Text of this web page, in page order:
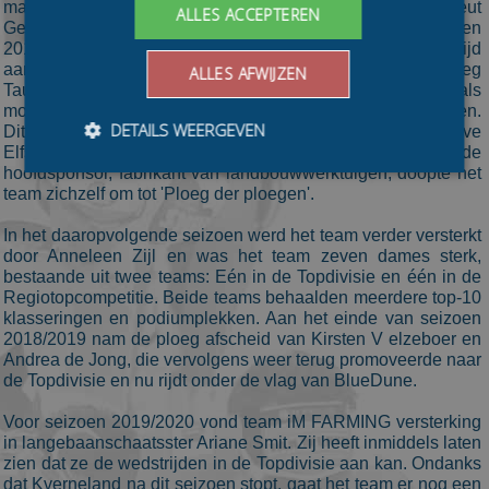
marathonschaatser Erik van den Boogert en fysiotherapeut
Gerhard Joling sloten aan als begeleiding. Voor seizoen
2017/2018 kreeg het team versterking van de altijd
aanvallende Anne Tauber. Bij team iM FARMING kreeg
Tauber de ruimte om haar professionele carrière als
mountainbikester te combineren met het marathonschaatsen.
Dit resulteerde direct in een overwinning op de Alternatieve
Elfstedentocht in 2018. Vanwege de expertise van de
hoofdsponsor, fabrikant van landbouwwerktuigen, doopte het
team zichzelf om tot 'Ploeg der ploegen'.
In het daaropvolgende seizoen werd het team verder versterkt
door Anneleen Zijl en was het team zeven dames sterk,
bestaande uit twee teams: Eén in de Topdivisie en één in de
Regiotopcompetitie. Beide teams behaalden meerdere top-10
klasseringen en podiumplekken. Aan het einde van seizoen
2018/2019 nam de ploeg afscheid van Kirsten V elzeboer en
Andrea de Jong, die vervolgens weer terug promoveerde naar
de Topdivisie en nu rijdt onder de vlag van BlueDune.
Voor seizoen 2019/2020 vond team iM FARMING versterking
in langebaanschaatsster Ariane Smit. Zij heeft inmiddels laten
zien dat ze de wedstrijden in de Topdivisie aan kan. Ondanks
dat Kverneland na dit seizoen stopt, gaat het team er nog een
ALLES ACCEPTEREN
ALLES AFWIJZEN
DETAILS WEERGEVEN
Prestatiecookies worden gebruikt om te zien hoe
bezoekers de website gebruiken, bijv. analytische
cookies. Deze cookies kunnen niet worden gebruikt om
een bepaalde bezoeker direct te identificeren.
Naam
Aanbieder /
Domein
Vervaldatum
_ga
Google LLC
1 jaar 1
asssociated
with Google
Universal
Analytics -
which is a